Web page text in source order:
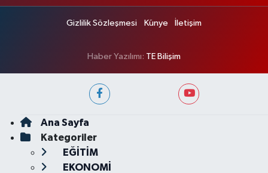
Gizlilik Sözleşmesi Künye İletişim
Haber Yazılımı: TE Bilişim
Ana Sayfa
Kategoriler
EĞİTİM
EKONOMİ